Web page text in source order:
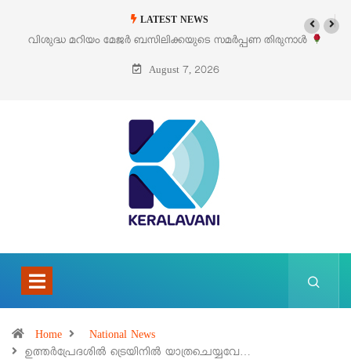
LATEST NEWS
തിരുനാൾ
‘പെറ്റൽസ്’ ലൈഫ് സ്റ്റൈൽ എക്സിബിഷനും
August 7, 2026
Home
National News
ഉത്തർപ്രേദശിൽ ട്രെയിനിൽ യാത്രചെയ്യവേ…